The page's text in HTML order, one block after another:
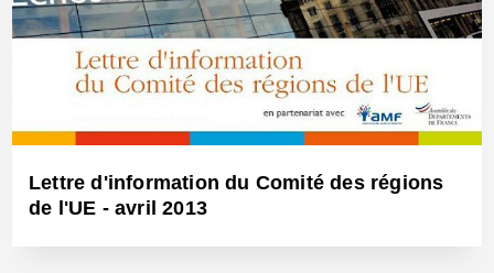
Lettre d'information du Comité des régions
de l'UE - avril 2013